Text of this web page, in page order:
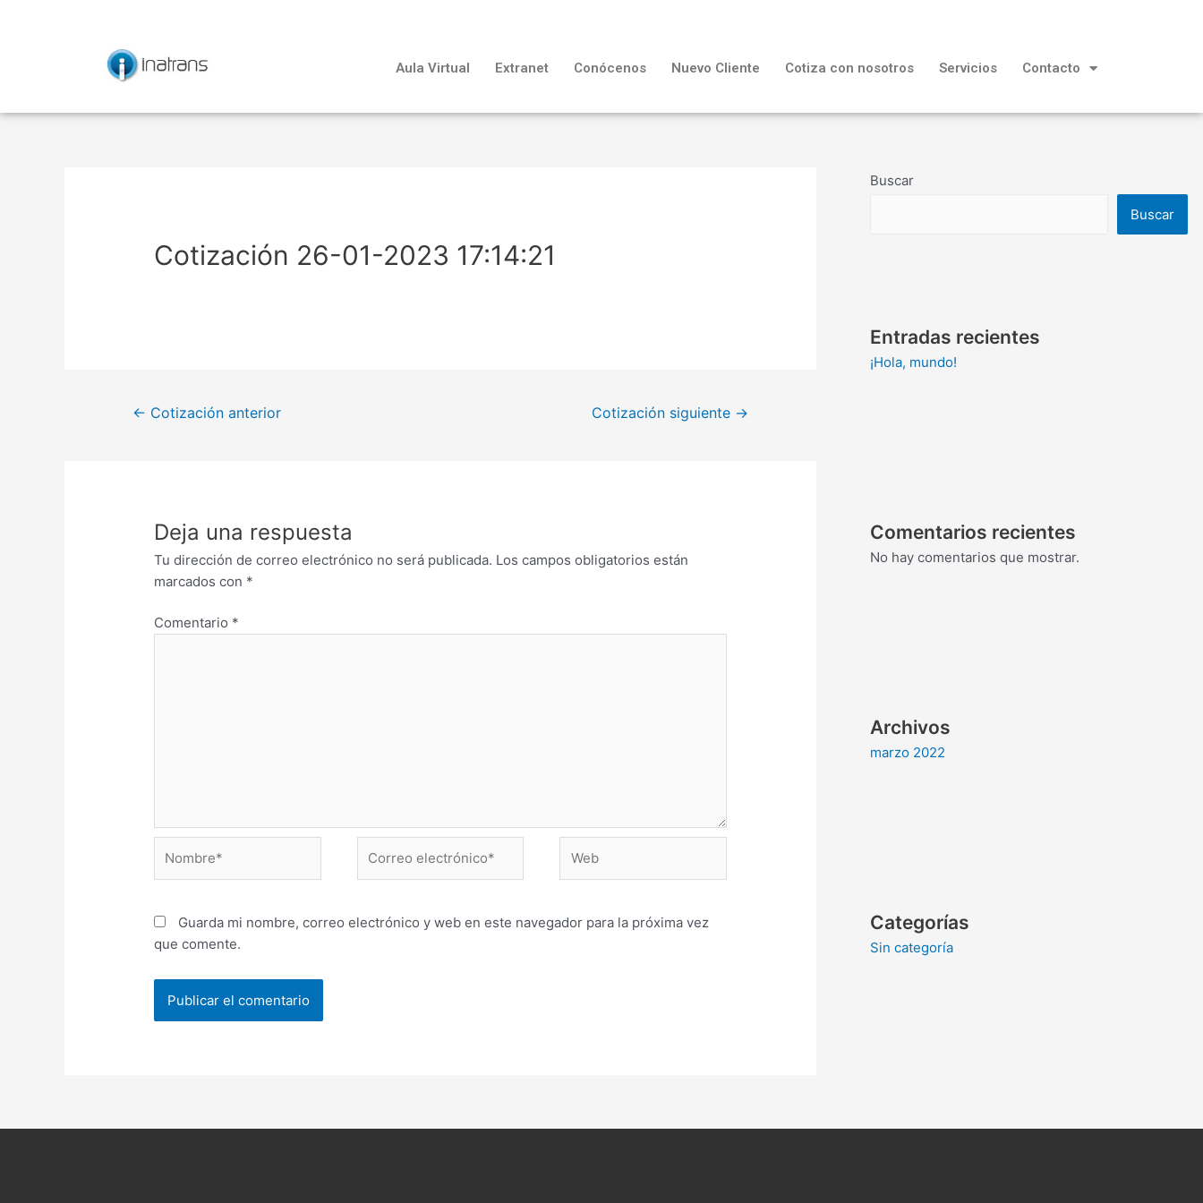
Aula Virtual Extranet Conócenos Nuevo Cliente Cotiza con nosotros Servicios Contacto
Cotización 26-01-2023 17:14:21
entradas
← Cotización anterior Cotización siguiente →
Deja una respuesta
Tu dirección de correo electrónico no será publicada. Los campos obligatorios están
marcados con *
Comentario *
electrónico*
Guarda mi nombre, correo electrónico y web en este navegador para la próxima vez
que comente.
Buscar
Buscar
Entradas recientes
¡Hola, mundo!
Comentarios recientes
No hay comentarios que mostrar.
Archivos
marzo 2022
Categorías
Sin categoría